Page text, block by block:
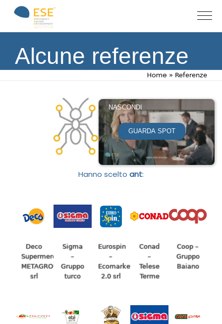
Alcune referenze
Home » Referenze
Hanno scelto ant:
Deco
Supermercati
METAGROUP
srl
Sigma
–
Gruppo
turco
Eurospin
–
Ecomarket
2.0 srl
Conad
–
Telese
Terme
Coop –
Gruppo
Baiano
GUARDA SPOT
NASCONDI